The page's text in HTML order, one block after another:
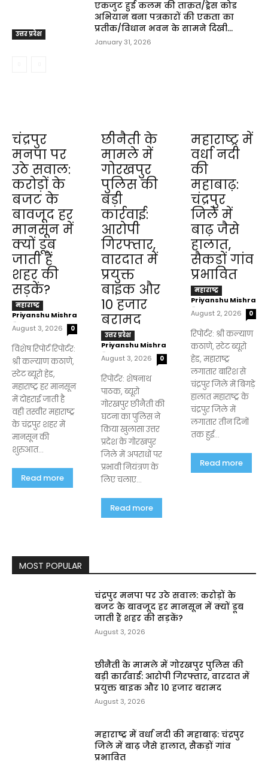
उत्तर प्रदेश
एकजुट हुई कलम की ताक़त/ड्रेस कोड
अभियान बना पत्रकारों की एकता का
प्रतीक/विधान भवन के सामने दिखी...
January 31, 2026
चंद्रपुर
मनपा पर
उठे सवाल:
करोड़ों के
बजट के
बावजूद हर
मानसून में
क्यों डूब
जाती हैं
शहर की
सड़कें?
महाराष्ट्र
Priyanshu Mishra
-
August 3, 2026 0
विशेष रिपोर्ट रिपोर्टर:
श्री कल्याण कठाणे,
स्टेट ब्यूरो हेड,
महाराष्ट्र हर मानसून
में दोहराई जाती है
वही तस्वीर महाराष्ट्र
के चंद्रपुर शहर में
मानसून की
शुरुआत...
Read more
छीनैती के
मामले में
गोरखपुर
पुलिस की
बड़ी
कार्रवाई:
आरोपी
गिरफ्तार,
वारदात में
प्रयुक्त
बाइक और
₹10 हजार
बरामद
उत्तर प्रदेश
Priyanshu Mishra
-
August 3, 2026 0
रिपोर्टर: शेषनाथ
पाठक, ब्यूरो
गोरखपुर छीनैती की
घटना का पुलिस ने
किया खुलासा उत्तर
प्रदेश के गोरखपुर
जिले में अपराधों पर
प्रभावी नियंत्रण के
लिए चलाए...
Read more
महाराष्ट्र में
वर्धा नदी
की
महाबाढ़:
चंद्रपुर
जिले में
बाढ़ जैसे
हालात,
सैकड़ों गांव
प्रभावित
महाराष्ट्र
Priyanshu Mishra
-
August 2, 2026 0
रिपोर्टर: श्री कल्याण
कठाणे, स्टेट ब्यूरो
हेड, महाराष्ट्र
लगातार बारिश से
चंद्रपुर जिले में बिगड़े
हालात महाराष्ट्र के
चंद्रपुर जिले में
लगातार तीन दिनों
तक हुई...
Read more
MOST POPULAR
चंद्रपुर मनपा पर उठे सवाल: करोड़ों के
बजट के बावजूद हर मानसून में क्यों डूब
जाती हैं शहर की सड़कें?
August 3, 2026
छीनैती के मामले में गोरखपुर पुलिस की
बड़ी कार्रवाई: आरोपी गिरफ्तार, वारदात में
प्रयुक्त बाइक और ₹10 हजार बरामद
August 3, 2026
महाराष्ट्र में वर्धा नदी की महाबाढ़: चंद्रपुर
जिले में बाढ़ जैसे हालात, सैकड़ों गांव
प्रभावित